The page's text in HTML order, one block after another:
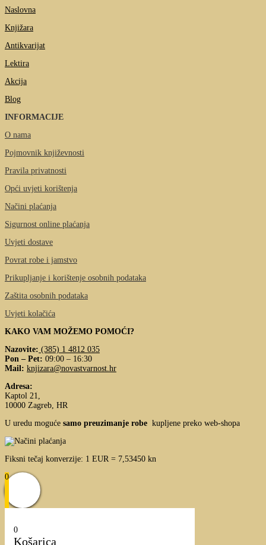
Naslovna
Knjižara
Antikvarijat
Lektira
Akcija
Blog
INFORMACIJE
O nama
Pojmovnik književnosti
Pravila privatnosti
Opći uvjeti korištenja
Načini plaćanja
Sigurnost online plaćanja
Uvjeti dostave
Povrat robe i jamstvo
Prikupljanje i korištenje osobnih podataka
Zaštita osobnih podataka
Uvjeti kolačića
KAKO VAM MOŽEMO POMOĆI?
Nazovite: (385) 1 4812 035
Pon – Pet: 09:00 – 16:30
Mail: knjizara@novastvarnost.hr
Adresa:
Kaptol 21,
10000 Zagreb, HR
U uredu moguće samo preuzimanje robe kupljene preko web-shopa
Fiksni tečaj konverzije: 1 EUR = 7,53450 kn
0
0
Košarica